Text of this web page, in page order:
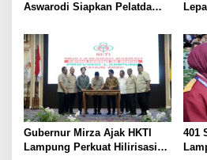
Aswarodi Siapkan Pelatda
Menuju Porwanas 2027
Gubernur Mirza Ajak HKTI
Lampung Perkuat Hilirisasi
401